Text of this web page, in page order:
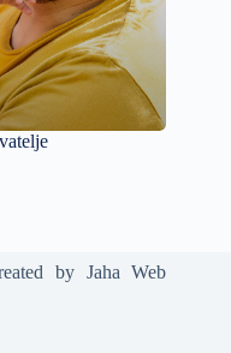
by Jaha Web